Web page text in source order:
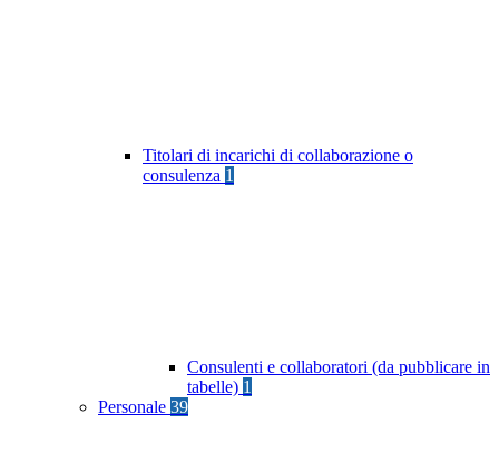
Titolari di incarichi di collaborazione o
consulenza 1
Consulenti e collaboratori (da pubblicare in
tabelle) 1
Personale 39